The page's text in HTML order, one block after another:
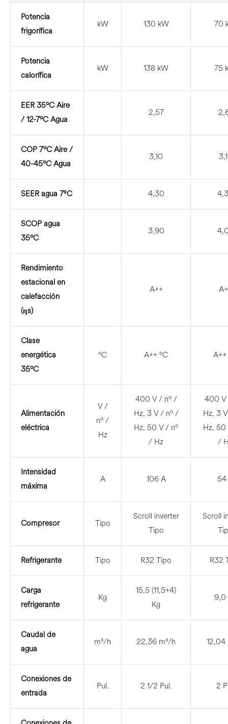
Potencia
frigorífica
kW 130 kW 70
Potencia
calorífica
kW 138 kW 75
EER 35ºC Aire
/ 12-7ºC Agua
2,57
COP 7ºC Aire /
40-45ºC Agua
3,10
SEER agua 7⁰C 4,30
SCOP agua
35ºC
3,90
Rendimiento
estacional en
calefacción
(ηs)
A++
Clase
energética
35ºC
ºC A++ ºC
Alimentación
eléctrica
V /
nº /
Hz
400 V / nº /
Hz, 3 V / nº /
Hz, 50 V / nº
/ Hz
400 V
Hz, 3
Hz, 50
/
Intensidad
máxima
A 106 A 54
Compresor Tipo
Scroll inverter
Tipo
Scroll
Refrigerante Tipo R32 Tipo R32
Carga
refrigerante
Kg
15,5 (11,5+4)
Kg
9,0
Caudal de
agua
m³/h 22,36 m³/h 12,04
Conexiones de
entrada
Pul. 2 1/2 Pul. 2